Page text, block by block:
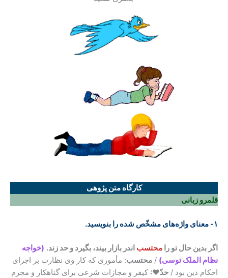
کارگاه متن پژوهی
قلمرو زبانی
۱- معنای واژه‌های مشخّص شده را بنویسید.
اگر بدین حال تو را محتسب اندر بازار بیند، بگیرد و حد زند. (خواجه
نظام الملک توسی) / محتسب: مأموری که کار وی نظارت بر اجرای
احکام دین بود / حدّ♥: کیفر و مجازات شرعی برای گناهکار و مجرم